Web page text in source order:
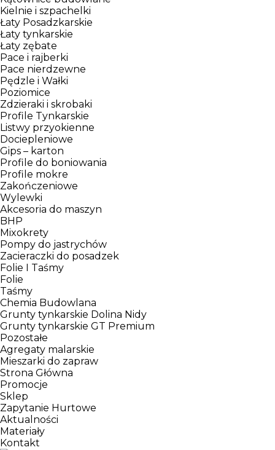
Kielnie i szpachelki
Łaty Posadzkarskie
Łaty tynkarskie
Łaty zębate
Pace i rajberki
Pace nierdzewne
Pędzle i Wałki
Poziomice
Zdzieraki i skrobaki
Profile Tynkarskie
Listwy przyokienne
Dociepleniowe
Gips – karton
Profile do boniowania
Profile mokre
Zakończeniowe
Wylewki
Akcesoria do maszyn
BHP
Mixokrety
Pompy do jastrychów
Zacieraczki do posadzek
Folie I Taśmy
Folie
Taśmy
Chemia Budowlana
Grunty tynkarskie Dolina Nidy
Grunty tynkarskie GT Premium
Pozostałe
Agregaty malarskie
Mieszarki do zapraw
Strona Główna
Promocje
Sklep
Zapytanie Hurtowe
Aktualności
Materiały
Kontakt